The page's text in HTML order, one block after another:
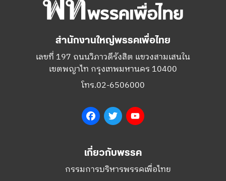
สำนักงานใหญ่พรรคเพื่อไทย
เลขที่ 197 ถนนวิภาวดีรังสิต แขวงสามเสนใน
เขตพญาไท กรุงเทพมหานคร 10400
โทร.02-6506000
FacebookTwitter
เกี่ยวกับพรรค
กรรมการบริหารพรรคเพื่อไทย